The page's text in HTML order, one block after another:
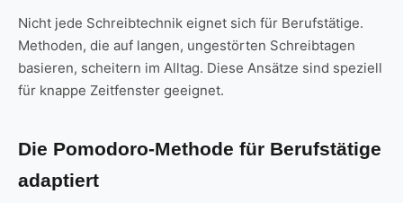
Nicht jede Schreibtechnik eignet sich für Berufstätige.
Methoden, die auf langen, ungestörten Schreibtagen
basieren, scheitern im Alltag. Diese Ansätze sind speziell
für knappe Zeitfenster geeignet.
Die Pomodoro-Methode für Berufstätige
adaptiert